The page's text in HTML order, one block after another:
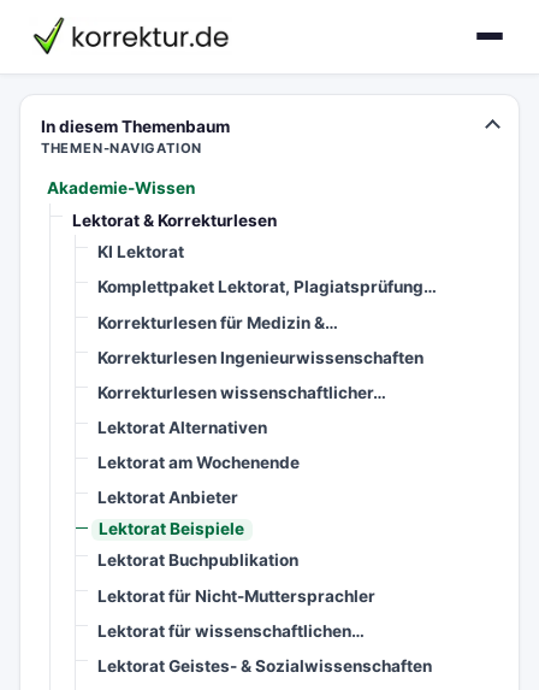
korrektur.de
In diesem Themenbaum
THEMEN-NAVIGATION
Akademie-Wissen
Lektorat & Korrekturlesen
KI Lektorat
Komplettpaket Lektorat, Plagiatsprüfung…
Korrekturlesen für Medizin &…
Korrekturlesen Ingenieurwissenschaften
Korrekturlesen wissenschaftlicher…
Lektorat Alternativen
Lektorat am Wochenende
Lektorat Anbieter
Lektorat Beispiele
Lektorat Buchpublikation
Lektorat für Nicht-Muttersprachler
Lektorat für wissenschaftlichen…
Lektorat Geistes- & Sozialwissenschaften